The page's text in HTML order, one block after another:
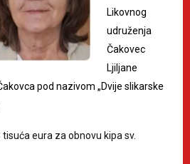
Likovnog
udruženja
Čakovec
Ljiljane
pod nazivom „Dvije slikarske
eura za obnovu kipa sv.